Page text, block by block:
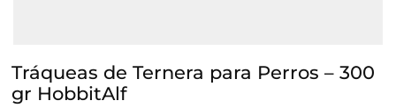
Tráqueas de Ternera para Perros – 300
gr HobbitAlf